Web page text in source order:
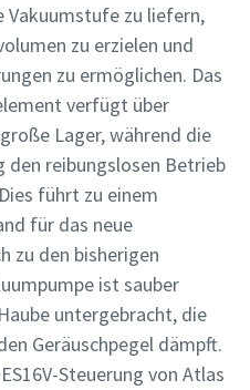
Vakuumstufe zu liefern,
zu erzielen und
zu ermöglichen. Das
verfügt über
Lager, während die
den reibungslosen Betrieb
führt zu einem
für das neue
zu den bisherigen
ist sauber
untergebracht, die
Geräuschpegel dämpft.
Steuerung von Atlas